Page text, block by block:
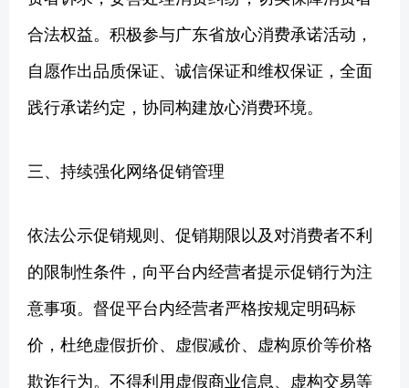
合法权益。积极参与广东省放心消费承诺活动，
自愿作出品质保证、诚信保证和维权保证，全面
践行承诺约定，协同构建放心消费环境。
三、持续强化网络促销管理
依法公示促销规则、促销期限以及对消费者不利
的限制性条件，向平台内经营者提示促销行为注
意事项。督促平台内经营者严格按规定明码标
价，杜绝虚假折价、虚假减价、虚构原价等价格
欺诈行为。不得利用虚假商业信息、虚构交易等